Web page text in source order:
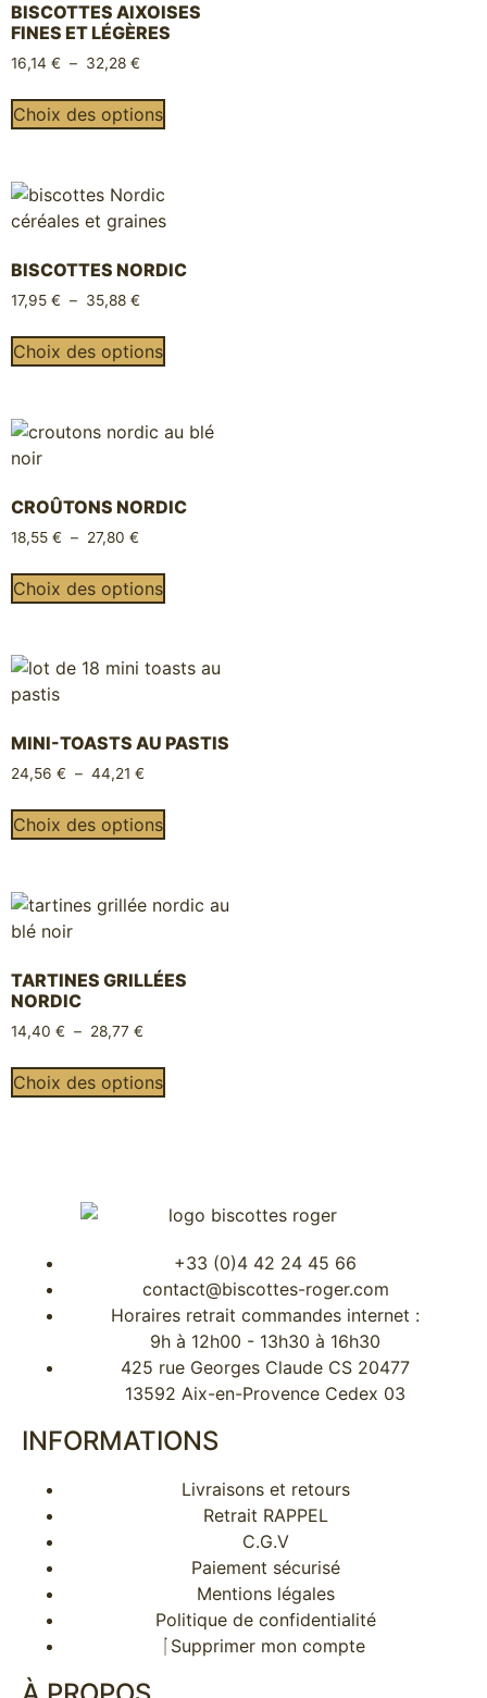
BISCOTTES AIXOISES
FINES ET LÉGÈRES
16,14 € – 32,28 €
Choix des options
BISCOTTES NORDIC
17,95 € – 35,88 €
Choix des options
CROÛTONS NORDIC
18,55 € – 27,80 €
Choix des options
MINI-TOASTS AU PASTIS
24,56 € – 44,21 €
Choix des options
TARTINES GRILLÉES
NORDIC
14,40 € – 28,77 €
Choix des options
+33 (0)4 42 24 45 66
contact@biscottes-roger.com
Horaires retrait commandes internet :
9h à 12h00 - 13h30 à 16h30
425 rue Georges Claude CS 20477
13592 Aix-en-Provence Cedex 03
INFORMATIONS
Livraisons et retours
Retrait RAPPEL
C.G.V
Paiement sécurisé
Mentions légales
Politique de confidentialité
Supprimer mon compte